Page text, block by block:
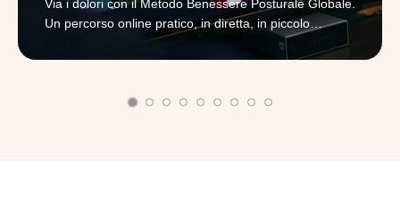
Via i dolori con il Metodo Benessere Posturale Globale.
Un percorso online pratico, in diretta, in piccolo
gruppo, adatto a tutti, della durata di tre mesi, con
assistenza personalizzata e due incontri
corso di ginnastica posturale, bensì un percorso in cui